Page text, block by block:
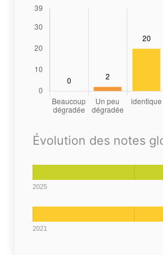
Évolution des notes
2025
2021